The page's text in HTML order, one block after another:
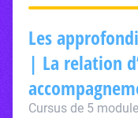
Les
| La relation
Cursus de 5